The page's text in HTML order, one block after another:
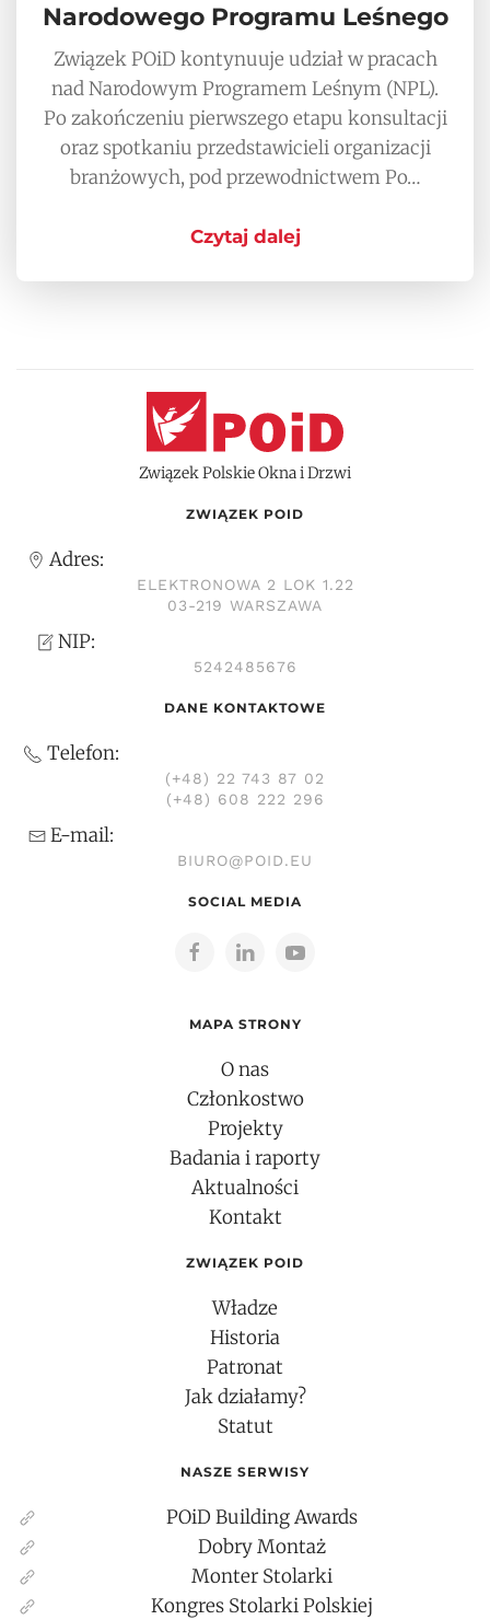
Narodowego Programu Leśnego
Związek POiD kontynuuje udział w pracach
nad Narodowym Programem Leśnym (NPL).
Po zakończeniu pierwszego etapu konsultacji
oraz spotkaniu przedstawicieli organizacji
branżowych, pod przewodnictwem Po…
Czytaj dalej
Związek Polskie Okna i Drzwi
ZWIĄZEK POID
Adres:
ELEKTRONOWA 2 LOK 1.22
03-219 WARSZAWA
NIP:
5242485676
DANE KONTAKTOWE
Telefon:
(+48) 22 743 87 02
(+48) 608 222 296
E-mail:
BIURO@POID.EU
SOCIAL MEDIA
MAPA STRONY
O nas
Członkostwo
Projekty
Badania i raporty
Aktualności
Kontakt
ZWIĄZEK POID
Władze
Historia
Patronat
Jak działamy?
Statut
NASZE SERWISY
POiD Building Awards
Dobry Montaż
Monter Stolarki
Kongres Stolarki Polskiej